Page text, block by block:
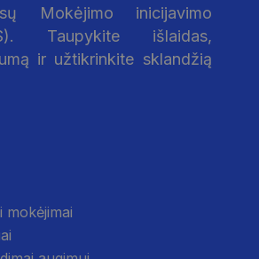
Mokėjimo inicijavimo
Taupykite išlaidas,
ir užtikrinkite sklandžią
mokėjimai